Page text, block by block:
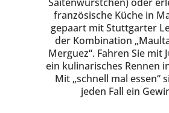
französische Küche in
gepaart mit Stuttgarter
der Kombination
Merguez“. Fahren Sie mit
ein kulinarisches Rennen
Mit „schnell mal essen“
jeden Fall ein